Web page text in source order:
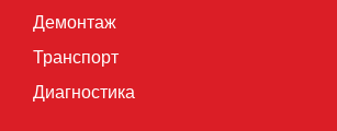
Демонтаж
Транспорт
Диагностика